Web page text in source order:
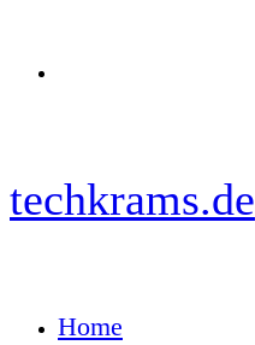
techkrams.de
Home